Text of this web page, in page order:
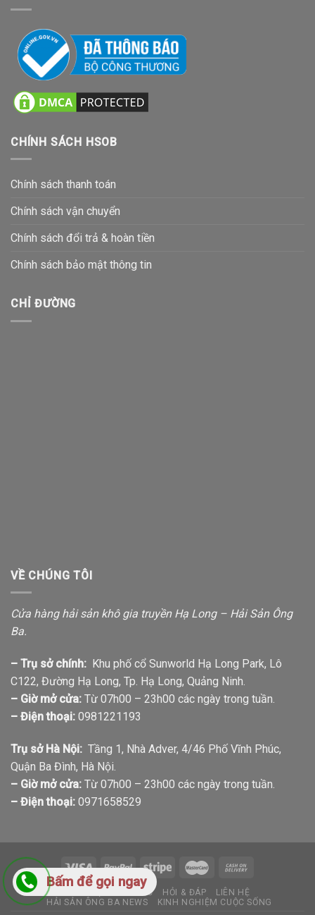
CHÍNH SÁCH HSOB
Chính sách thanh toán
Chính sách vận chuyển
Chính sách đổi trả & hoàn tiền
Chính sách bảo mật thông tin
CHỈ ĐƯỜNG
VỀ CHÚNG TÔI
Cửa hàng hải sản khô gia truyền Hạ Long – Hải Sản Ông
Ba.
– Trụ sở chính: Khu phố cổ Sunworld Hạ Long Park, Lô
C122, Đường Hạ Long, Tp. Hạ Long, Quảng Ninh.
– Giờ mở cửa: Từ 07h00 – 23h00 các ngày trong tuần.
– Điện thoại: 0981221193
Trụ sở Hà Nội: Tầng 1, Nhà Adver, 4/46 Phố Vĩnh Phúc,
Quận Ba Đình, Hà Nội.
– Giờ mở cửa: Từ 07h00 – 23h00 các ngày trong tuần.
– Điện thoại: 0971658529
GIỚI THIỆU TIN TỨC HỎI & ĐÁP
LIÊN HỆ
HẢI SẢN ÔNG BA NEWS
KINH NGHIỆM CUỘC SỐNG
Bấm để gọi ngay